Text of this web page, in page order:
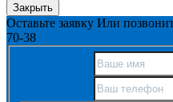
Закрыть
Оставьте заявку Или
70-38